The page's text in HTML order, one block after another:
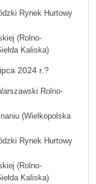
Rynek Hurtowy
(Rolno-
Kaliska)
2024 r.?
Rolno-
(Wielkopolska
Rynek Hurtowy
(Rolno-
Kaliska)